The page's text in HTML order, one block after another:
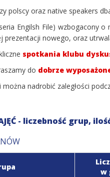
polscy oraz native speakers
Engilsh File) wzbogacony
prezentacji nowego, oraz
spotkania klubu
do dobrze
nadrobić zaległości
- liczebność grup,
w